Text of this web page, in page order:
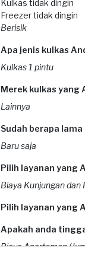
Kulkas tidak dingin
Freezer tidak dingin
Berisik
Apa jenis kulkas
Kulkas 1 pintu
Merek kulkas yang
Lainnya
Sudah berapa
Baru saja
Pilih layanan yang
Biaya Kunjungan dan
Pilih layanan yang
Apakah anda
Biaya Apartemen